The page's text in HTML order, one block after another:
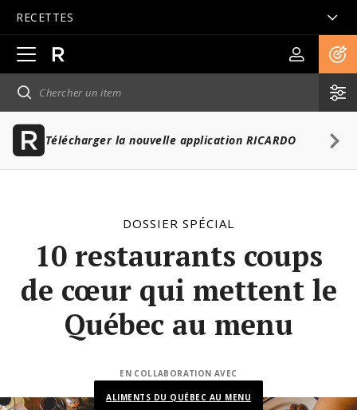
RECETTES
Ouvrir
la
navigation
principale
Télécharger la nouvelle application RICARDO
DOSSIER SPÉCIAL
10 restaurants coups
de cœur qui mettent le
Québec au menu
EN COLLABORATION AVEC
ALIMENTS DU QUÉBEC AU MENU